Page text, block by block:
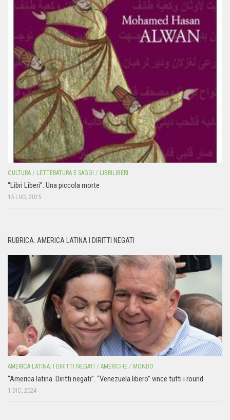
CULTURA / LETTERATURA E SAGGI / LIBRILIBERI
“Libri Liberi”. Una piccola morte
15 LUG, 2025
RUBRICA: AMERICA LATINA I DIRITTI NEGATI
AMERICA LATINA: I DIRITTI NEGATI / AMERICHE / MONDO
“America latina. Diritti negati”. “Venezuela libero” vince tutti i round
1 DIC, 2024